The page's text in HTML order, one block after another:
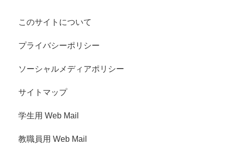
このサイトについて
プライバシーポリシー
ソーシャルメディアポリシー
サイトマップ
学生用 Web Mail
教職員用 Web Mail